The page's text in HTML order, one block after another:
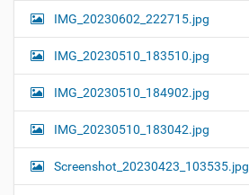
IMG_20230602_222715.jpg
IMG_20230510_183510.jpg
IMG_20230510_184902.jpg
IMG_20230510_183042.jpg
Screenshot_20230423_103535.jpg